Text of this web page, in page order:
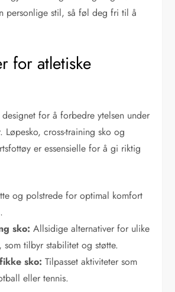
personlige stil, så føl deg fri til å
for atletiske
for å forbedre ytelsen under
Løpesko, cross-training sko og
er essensielle for å gi riktig
og polstrede for optimal komfort
sko: Allsidige alternativer for ulike
som tilbyr stabilitet og støtte.
sko: Tilpasset aktiviteter som
eller tennis.